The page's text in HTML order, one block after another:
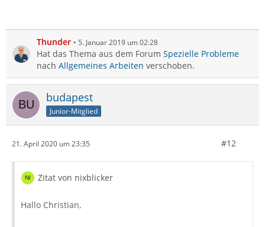
Thunder 5. Januar 2019 um 02:28
Hat das Thema aus dem Forum Spezielle Probleme
nach Allgemeines Arbeiten verschoben.
budapest
Junior-Mitglied
21. April 2020 um 23:35 #12
Zitat von nixblicker
Hallo Christian,